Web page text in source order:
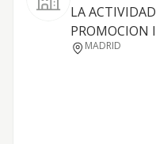
LA
PROMOCION
MADRID